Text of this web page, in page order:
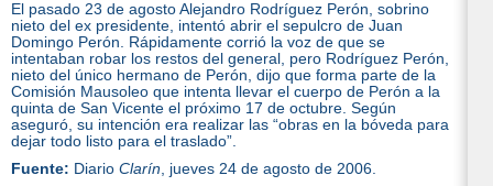
El pasado 23 de agosto Alejandro Rodríguez Perón, sobrino
nieto del ex presidente, intentó abrir el sepulcro de Juan
Domingo Perón. Rápidamente corrió la voz de que se
intentaban robar los restos del general, pero Rodríguez Perón,
nieto del único hermano de Perón, dijo que forma parte de la
Comisión Mausoleo que intenta llevar el cuerpo de Perón a la
quinta de San Vicente el próximo 17 de octubre. Según
aseguró, su intención era realizar las “obras en la bóveda para
dejar todo listo para el traslado”.
Fuente: Diario Clarín, jueves 24 de agosto de 2006.